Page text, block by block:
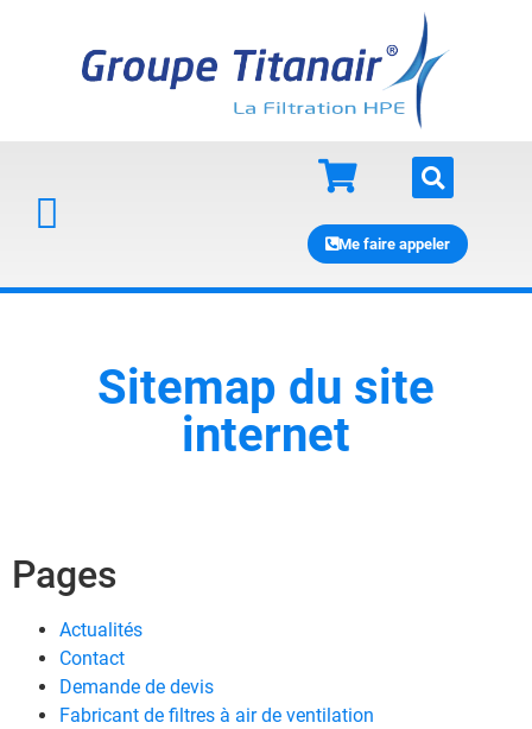
Me faire appeler
Sitemap du site
internet
Pages
Actualités
Contact
Demande de devis
Fabricant de filtres à air de ventilation